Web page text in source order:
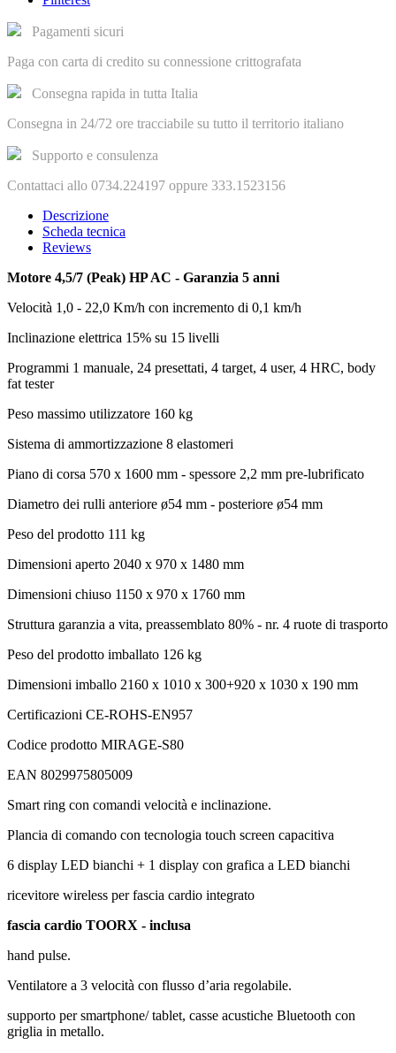
Pagamenti sicuri
Paga con carta di credito su connessione crittografata
Consegna rapida in tutta Italia
Consegna in 24/72 ore tracciabile su tutto il territorio italiano
Supporto e consulenza
Contattaci allo 0734.224197 oppure 333.1523156
Descrizione
Scheda tecnica
Reviews
Motore 4,5/7 (Peak) HP AC - Garanzia 5 anni
Velocità 1,0 - 22,0 Km/h con incremento di 0,1 km/h
Inclinazione elettrica 15% su 15 livelli
Programmi 1 manuale, 24 presettati, 4 target, 4 user, 4 HRC, body
fat tester
Peso massimo utilizzatore 160 kg
Sistema di ammortizzazione 8 elastomeri
Piano di corsa 570 x 1600 mm - spessore 2,2 mm pre-lubrificato
Diametro dei rulli anteriore ø54 mm - posteriore ø54 mm
Peso del prodotto 111 kg
Dimensioni aperto 2040 x 970 x 1480 mm
Dimensioni chiuso 1150 x 970 x 1760 mm
Struttura garanzia a vita, preassemblato 80% - nr. 4 ruote di trasporto
Peso del prodotto imballato 126 kg
Dimensioni imballo 2160 x 1010 x 300+920 x 1030 x 190 mm
Certificazioni CE-ROHS-EN957
Codice prodotto MIRAGE-S80
EAN 8029975805009
Smart ring con comandi velocità e inclinazione.
Plancia di comando con tecnologia touch screen capacitiva
6 display LED bianchi + 1 display con grafica a LED bianchi
ricevitore wireless per fascia cardio integrato
fascia cardio TOORX - inclusa
hand pulse.
Ventilatore a 3 velocità con flusso d’aria regolabile.
supporto per smartphone/ tablet, casse acustiche Bluetooth con
griglia in metallo.